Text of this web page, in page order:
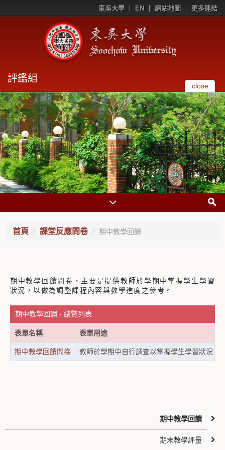
東吳大學 EN 網站地圖 更多連結
評鑑組
close
首頁 課堂反應問卷 期中教學回饋
期中教學回饋問卷，主要是提供教師於學期中掌握學生學習
狀況，以做為調整課程內容與教學進度之參考。
期中教學回饋 - 總覽列表
表單名稱 表單用途
期中教學回饋問卷 教師於學期中自行調查以掌握學生學習狀況
期中教學回饋
期末教學評量